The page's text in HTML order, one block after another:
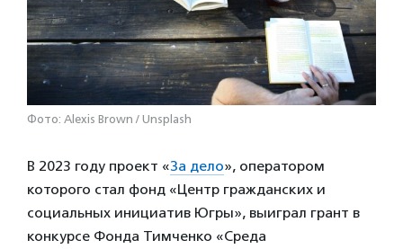
Фото: Alexis Brown / Unsplash
В 2023 году проект «За дело», оператором
которого стал фонд «Центр гражданских и
социальных инициатив Югры», выиграл грант в
конкурсе Фонда Тимченко «Среда